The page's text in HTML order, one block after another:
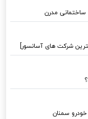
مدرن
شرکت های آسانسور]